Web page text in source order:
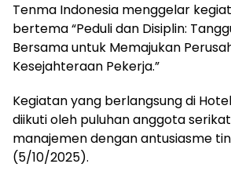
Tenma Indonesia menggelar
bertema “Peduli dan Disiplin:
Bersama untuk Memajukan
Kesejahteraan Pekerja.”
Kegiatan yang berlangsung di Hotel
diikuti oleh puluhan anggota
manajemen dengan antusiasme
(5/10/2025).